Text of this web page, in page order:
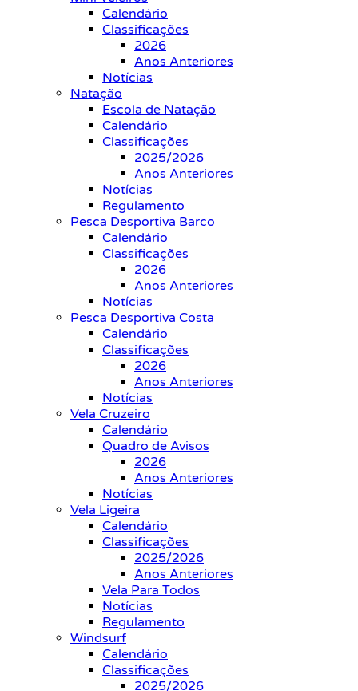
Calendário
Classificações
2026
Anos Anteriores
Notícias
Natação
Escola de Natação
Calendário
Classificações
2025/2026
Anos Anteriores
Notícias
Regulamento
Pesca Desportiva Barco
Calendário
Classificações
2026
Anos Anteriores
Notícias
Pesca Desportiva Costa
Calendário
Classificações
2026
Anos Anteriores
Notícias
Vela Cruzeiro
Calendário
Quadro de Avisos
2026
Anos Anteriores
Notícias
Vela Ligeira
Calendário
Classificações
2025/2026
Anos Anteriores
Vela Para Todos
Notícias
Regulamento
Windsurf
Calendário
Classificações
2025/2026